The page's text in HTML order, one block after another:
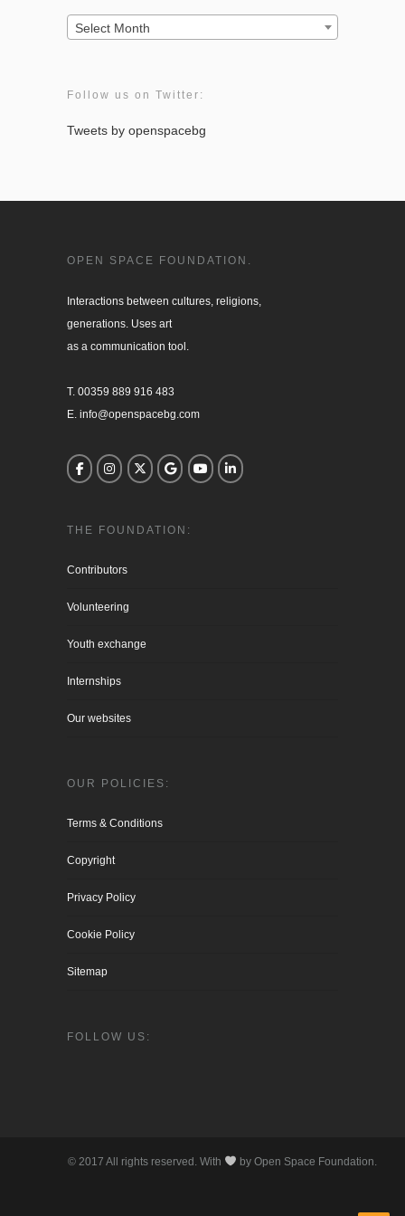
Archives:
Select Month
Follow us on Twitter:
Tweets by openspacebg
OPEN SPACE FOUNDATION.
Interactions between cultures, religions,
generations. Uses art
as a communication tool.
T. 00359 889 916 483
E. info@openspacebg.com
THE FOUNDATION:
Contributors
Volunteering
Youth exchange
Internships
Our websites
OUR POLICIES:
Terms & Conditions
Copyright
Privacy Policy
Cookie Policy
Sitemap
FOLLOW US:
© 2017 All rights reserved. With by Open Space Foundation.